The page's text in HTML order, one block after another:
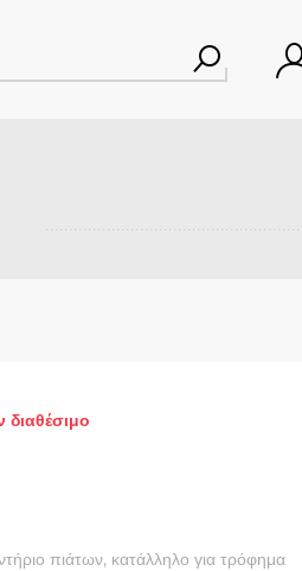
πιάτων, κατάλληλο για τρόφημα